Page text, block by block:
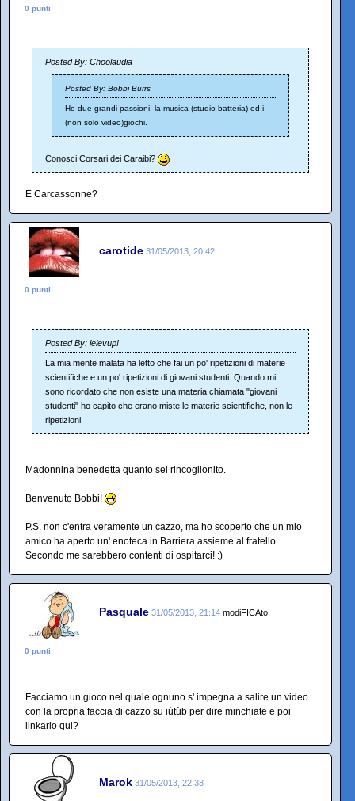
0 punti
Posted By: Choolaudia
Posted By: Bobbi Burrs
Ho due grandi passioni, la musica (studio batteria) ed i
(non solo video)giochi.
Conosci Corsari dei Caraibi?
E Carcassonne?
carotide 31/05/2013, 20:42
0 punti
Posted By: lelevup!
La mia mente malata ha letto che fai un po' ripetizioni di materie
scientifiche e un po' ripetizioni di giovani studenti. Quando mi
sono ricordato che non esiste una materia chiamata "giovani
studenti" ho capito che erano miste le materie scientifiche, non le
ripetizioni.
Madonnina benedetta quanto sei rincoglionito.
Benvenuto Bobbi!
P.S. non c'entra veramente un cazzo, ma ho scoperto che un mio
amico ha aperto un' enoteca in Barriera assieme al fratello.
Secondo me sarebbero contenti di ospitarci! :)
Pasquale 31/05/2013, 21:14 modiFICAto
0 punti
Facciamo un gioco nel quale ognuno s' impegna a salire un video
con la propria faccia di cazzo su iùtùb per dire minchiate e poi
linkarlo qui?
Marok 31/05/2013, 22:38